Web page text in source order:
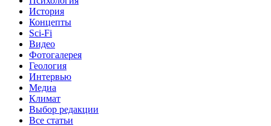
История
Концепты
Sci-Fi
Видео
Фотогалерея
Геология
Интервью
Медиа
Климат
Выбор редакции
Все статьи